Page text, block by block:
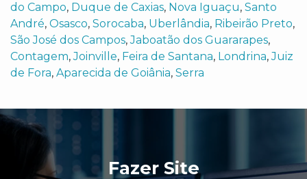
do Campo, Duque de Caxias, Nova Iguaçu, Santo
André, Osasco, Sorocaba, Uberlândia, Ribeirão Preto,
São José dos Campos,Jaboatão dos Guararapes,
Contagem,Joinville, Feira de Santana, Londrina,Juiz
de Fora, Aparecida de Goiânia, Serra
Fazer Site